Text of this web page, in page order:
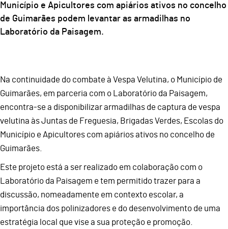
Município e Apicultores com apiários ativos no concelho
de Guimarães podem levantar as armadilhas no
Laboratório da Paisagem.
Na continuidade do combate à Vespa Velutina, o Município de
Guimarães, em parceria com o Laboratório da Paisagem,
encontra-se a disponibilizar armadilhas de captura de vespa
velutina às Juntas de Freguesia, Brigadas Verdes, Escolas do
Município e Apicultores com apiários ativos no concelho de
Guimarães.
Este projeto está a ser realizado em colaboração com o
Laboratório da Paisagem e tem permitido trazer para a
discussão, nomeadamente em contexto escolar, a
importância dos polinizadores e do desenvolvimento de uma
estratégia local que vise a sua proteção e promoção.